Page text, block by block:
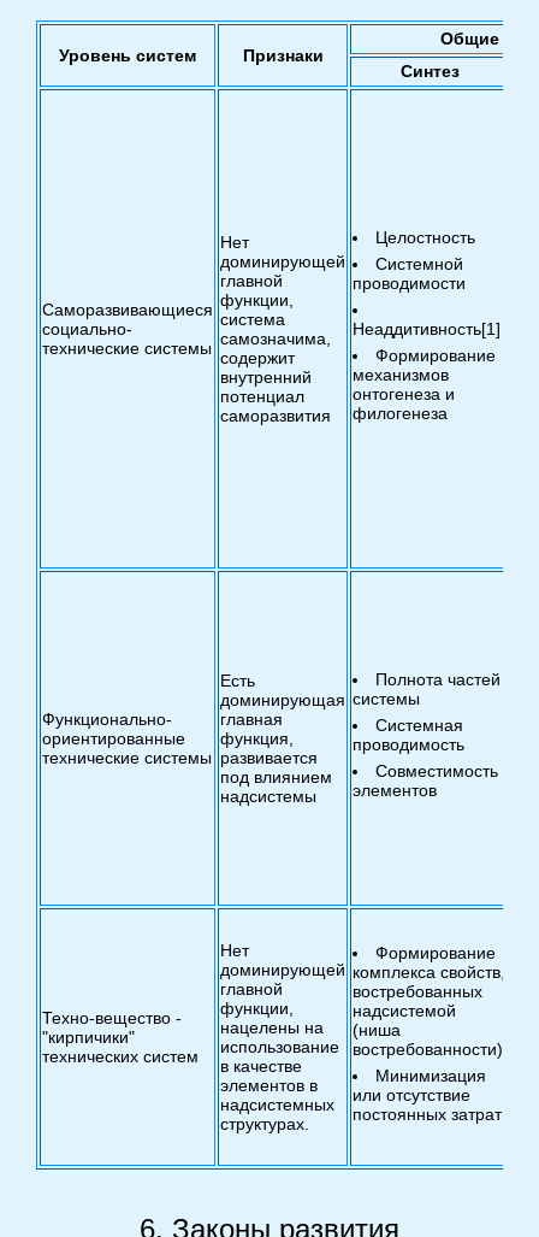
Уровень систем Признаки
Общие
Синтез
Саморазвивающиеся
социально-
технические системы
Нет
доминирующей
главной
функции,
система
самозначима,
содержит
внутренний
потенциал
саморазвития
Целостность
Системной
проводимости
Неаддитивность[1]
Формирование
механизмов
онтогенеза и
филогенеза
Функционально-
ориентированные
технические системы
Есть
доминирующая
главная
функция,
развивается
под влиянием
надсистемы
Полнота частей
системы
Системная
проводимость
Совместимость
элементов
Техно-вещество -
"кирпичики"
технических систем
Нет
доминирующей
главной
функции,
нацелены на
использование
в качестве
элементов в
надсистемных
структурах.
Формирование
комплекса свойств,
востребованных
надсистемой
(ниша
востребованности).
Минимизация
или отсутствие
постоянных затрат
6. Законы развития